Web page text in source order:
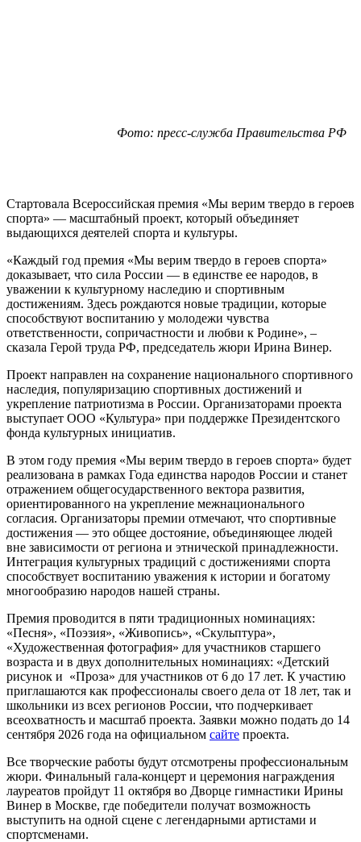
Фото: пресс-служба Правительства РФ
Стартовала Всероссийская премия «Мы верим твердо в героев
спорта» — масштабный проект, который объединяет
выдающихся деятелей спорта и культуры.
«Каждый год премия «Мы верим твердо в героев спорта»
доказывает, что сила России — в единстве ее народов, в
уважении к культурному наследию и спортивным
достижениям. Здесь рождаются новые традиции, которые
способствуют воспитанию у молодежи чувства
ответственности, сопричастности и любви к Родине», –
сказала Герой труда РФ, председатель жюри Ирина Винер.
Проект направлен на сохранение национального спортивного
наследия, популяризацию спортивных достижений и
укрепление патриотизма в России. Организаторами проекта
выступает ООО «Культура» при поддержке Президентского
фонда культурных инициатив.
В этом году премия «Мы верим твердо в героев спорта» будет
реализована в рамках Года единства народов России и станет
отражением общегосударственного вектора развития,
ориентированного на укрепление межнационального
согласия. Организаторы премии отмечают, что спортивные
достижения — это общее достояние, объединяющее людей
вне зависимости от региона и этнической принадлежности.
Интеграция культурных традиций с достижениями спорта
способствует воспитанию уважения к истории и богатому
многообразию народов нашей страны.
Премия проводится в пяти традиционных номинациях:
«Песня», «Поэзия», «Живопись», «Скульптура»,
«Художественная фотография» для участников старшего
возраста и в двух дополнительных номинациях: «Детский
рисунок и «Проза» для участников от 6 до 17 лет. К участию
приглашаются как профессионалы своего дела от 18 лет, так и
школьники из всех регионов России, что подчеркивает
всеохватность и масштаб проекта. Заявки можно подать до 14
сентября 2026 года на официальном сайте проекта.
Все творческие работы будут отсмотрены профессиональным
жюри. Финальный гала-концерт и церемония награждения
лауреатов пройдут 11 октября во Дворце гимнастики Ирины
Винер в Москве, где победители получат возможность
выступить на одной сцене с легендарными артистами и
спортсменами.